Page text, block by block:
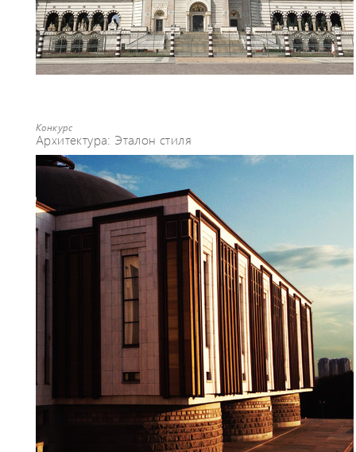
Конкурс
Архитектура: Эталон стиля